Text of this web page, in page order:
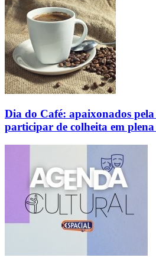
Dia do Café: apaixonados
participar de colheita em